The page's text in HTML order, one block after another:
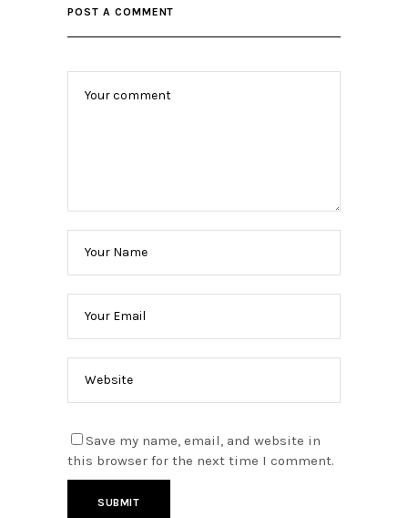
POST A COMMENT
Save my name, email, and website in
this browser for the next time I comment.